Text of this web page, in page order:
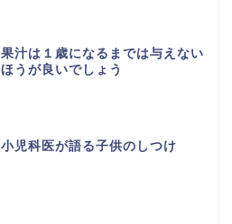
果汁は１歳になるまでは与えない
ほうが良いでしょう
小児科医が語る子供のしつけ